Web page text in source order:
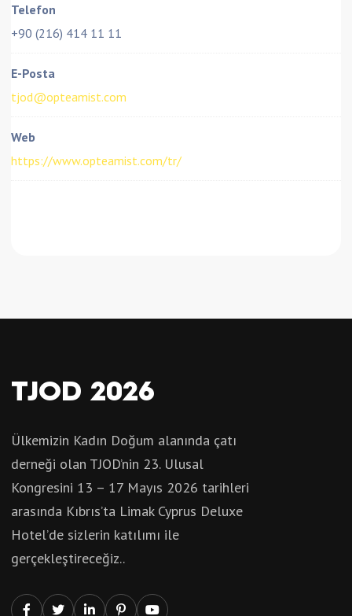
Telefon
+90 (216) 414 11 11
E-Posta
tjod@opteamist.com
Web
https://www.opteamist.com/tr/
TJOD 2026
Ülkemizin Kadın Doğum alanında çatı
derneği olan TJOD’nin 23. Ulusal
Kongresini 13 – 17 Mayıs 2026 tarihleri
arasında Kıbrıs’ta Limak Cyprus Deluxe
Hotel’de sizlerin katılımı ile
gerçekleştireceğiz..